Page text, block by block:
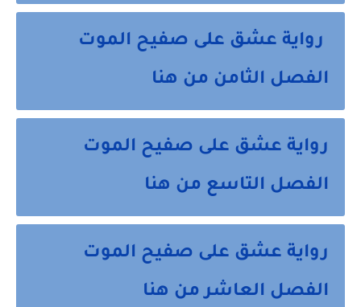
رواية عشق على صفيح الموت
الفصل الثامن من هنا
رواية عشق على صفيح الموت
الفصل التاسع من هنا
رواية عشق على صفيح الموت
الفصل العاشر من هنا